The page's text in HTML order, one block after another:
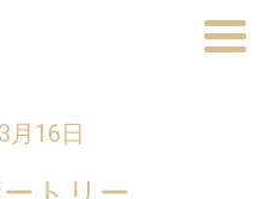
月16日